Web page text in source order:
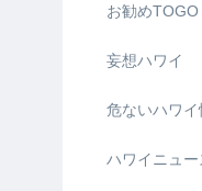
お勧めTOGO
妄想ハワイ
危ないハワイ
ハワイニュー